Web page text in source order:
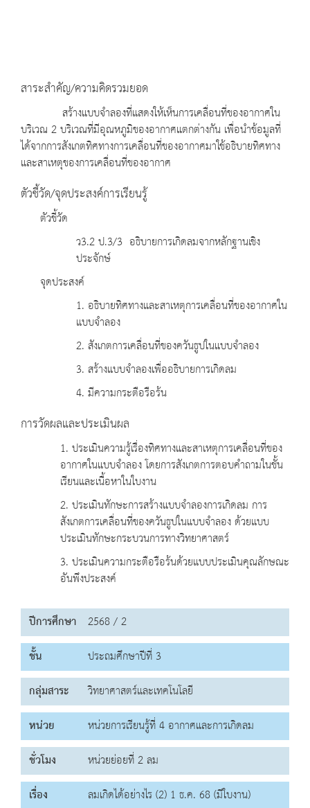
สาระสำคัญ/ความคิดรวมยอด
สร้างแบบจำลองที่แสดงให้เห็นการเคลื่อนที่ของอากาศใน
บริเวณ 2 บริเวณที่มีอุณหภูมิของอากาศแตกต่างกัน เพื่อนำข้อมูลที่
ได้จากการสังเกตทิศทางการเคลื่อนที่ของอากาศมาใช้อธิบายทิศทาง
และสาเหตุของการเคลื่อนที่ของอากาศ
ตัวชี้วัด/จุดประสงค์การเรียนรู้
ตัวชี้วัด
ว3.2 ป.3/3 อธิบายการเกิดลมจากหลักฐานเชิง
ประจักษ์
จุดประสงค์
1. อธิบายทิศทางและสาเหตุการเคลื่อนที่ของอากาศใน
แบบจำลอง
2. สังเกตการเคลื่อนที่ของควันธูปในแบบจำลอง
3. สร้างแบบจำลองเพื่ออธิบายการเกิดลม
4. มีความกระตือรือร้น
การวัดผลและประเมินผล
1. ประเมินความรู้เรื่องทิศทางและสาเหตุการเคลื่อนที่ของ
อากาศในแบบจำลอง โดยการสังเกตการตอบคำถามในชั้น
เรียนและเนื้อหาในใบงาน
2. ประเมินทักษะการสร้างแบบจำลองการเกิดลม การ
สังเกตการเคลื่อนที่ของควันธูปในแบบจำลอง ด้วยแบบ
ประเมินทักษะกระบวนการทางวิทยาศาสตร์
3. ประเมินความกระตือรือร้นด้วยแบบประเมินคุณลักษณะ
อันพึงประสงค์
ปีการศึกษา 2568 / 2
ชั้น
ประถมศึกษาปีที่ 3
กลุ่มสาระ
วิทยาศาสตร์และเทคโนโลยี
หน่วย
หน่วยการเรียนรู้ที่ 4 อากาศและการเกิดลม
ชั่วโมง
หน่วยย่อยที่ 2 ลม
เรื่อง
ลมเกิดได้อย่างไร (2) 1 ธ.ค. 68 (มีใบงาน)